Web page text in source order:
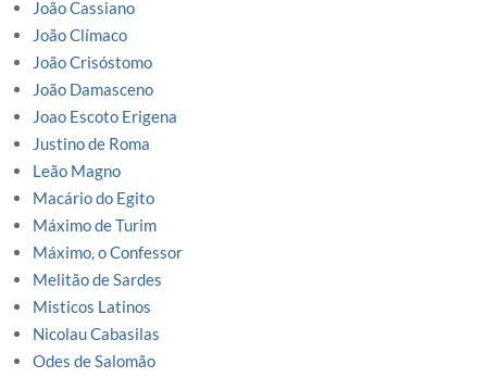
João Cassiano
João Clímaco
João Crisóstomo
João Damasceno
Joao Escoto Erigena
Justino de Roma
Leão Magno
Macário do Egito
Máximo de Turim
Máximo, o Confessor
Melitão de Sardes
Misticos Latinos
Nicolau Cabasilas
Odes de Salomão